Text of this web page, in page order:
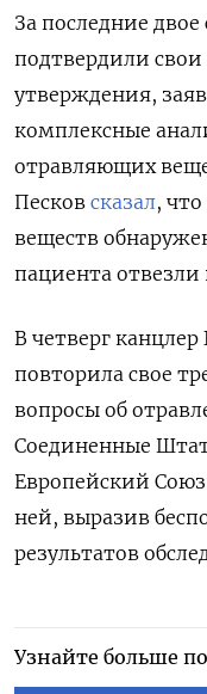
За последние
подтвердили
утверждения,
комплексные
отравляющих
Песков сказал,
веществ
пациента отвезли
В четверг
повторила свое
вопросы об
Соединенные
Европейский
ней, выразив
результатов
Узнайте больше